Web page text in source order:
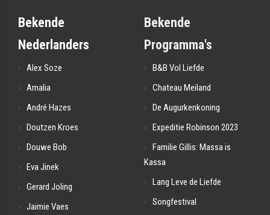
Bekende
Nederlanders
Alex Soze
Amalia
André Hazes
Doutzen Kroes
Douwe Bob
Eva Jinek
Gerard Joling
Jaimie Vaes
Bekende
Programma's
B&B Vol Liefde
Chateau Meiland
De Augurkenkoning
Expeditie Robinson 2023
Familie Gillis: Massa is
Kassa
Lang Leve de Liefde
Songfestival